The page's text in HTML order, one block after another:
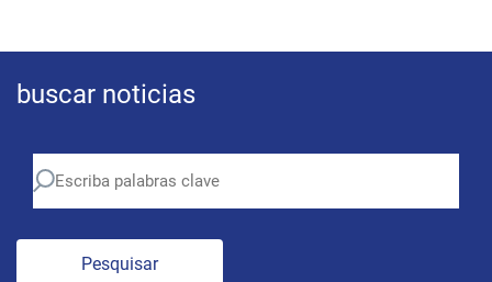
buscar noticias
Pesquisar